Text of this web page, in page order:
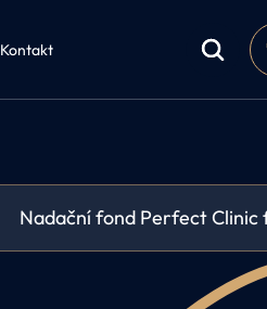
Kontakt
FAQ a poradna
Nadační fond Perfect Clinic